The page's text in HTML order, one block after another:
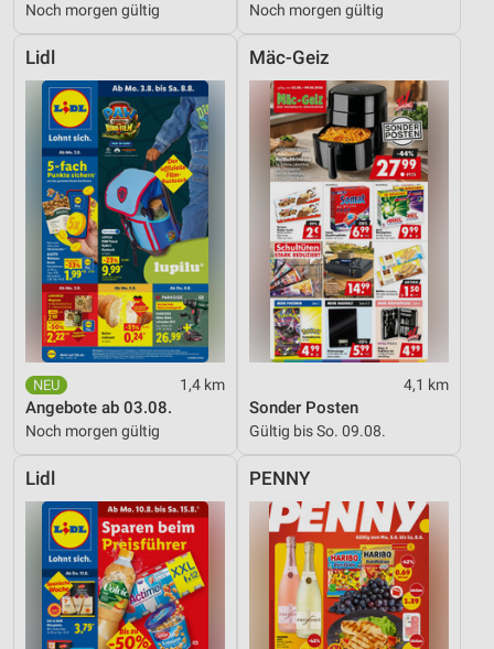
Noch morgen gültig Noch morgen gültig
Lidl
1,4 km
Angebote ab 03.08.
Noch morgen gültig
Mäc-Geiz
4,1 km
Sonder Posten
Gültig bis So. 09.08.
Lidl PENNY